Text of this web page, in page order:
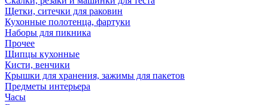
Щетки, ситечки для раковин
Кухонные полотенца, фартуки
Наборы для пикника
Прочее
Щипцы кухонные
Кисти, венчики
Крышки для хранения, зажимы для пакетов
Предметы интерьера
Часы